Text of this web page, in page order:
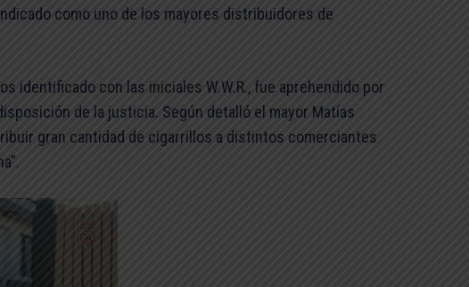
como uno de los mayores distribuidores de
identificado con las iniciales W.W.R., fue aprehendido por
de la justicia. Según detalló el mayor Matías
gran cantidad de cigarrillos a distintos comerciantes